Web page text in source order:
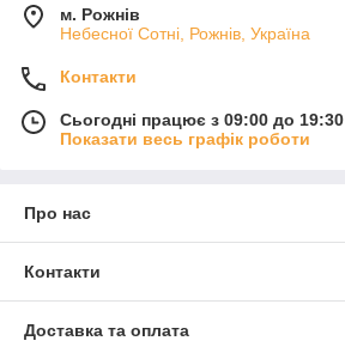
м. Рожнів
Небесної Сотні, Рожнів, Україна
Контакти
Сьогодні працює з 09:00 до 19:30
Показати весь графік роботи
Про нас
Контакти
Доставка та оплата